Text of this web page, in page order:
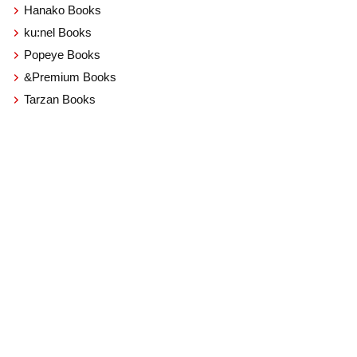
Hanako Books
ku:nel Books
Popeye Books
&Premium Books
Tarzan Books